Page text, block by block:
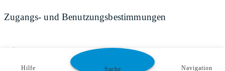
Zugangs- und Benutzungsbestimmungen
Teilen
Hilfe Suche Navigation